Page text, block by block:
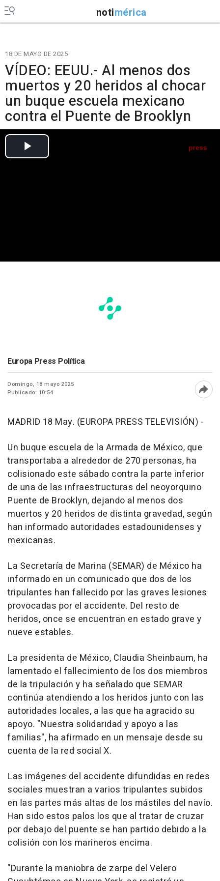
notimérica
18 DE MAYO DE 2025
VÍDEO: EEUU.- Al menos dos
muertos y 20 heridos al chocar
un buque escuela mexicano
contra el Puente de Brooklyn
Europa Press Política
Domingo, 18 mayo 2025
Publicado: 10:54
MADRID 18 May. (EUROPA PRESS TELEVISIÓN) -
Un buque escuela de la Armada de México, que
transportaba a alrededor de 270 personas, ha
colisionado este sábado contra la parte inferior
de una de las infraestructuras del neoyorquino
Puente de Brooklyn, dejando al menos dos
muertos y 20 heridos de distinta gravedad, según
han informado autoridades estadounidenses y
mexicanas.
La Secretaría de Marina (SEMAR) de México ha
informado en un comunicado que dos de los
tripulantes han fallecido por las graves lesiones
provocadas por el accidente. Del resto de
heridos, once se encuentran en estado grave y
nueve estables.
La presidenta de México, Claudia Sheinbaum, ha
lamentado el fallecimiento de los dos miembros
de la tripulación y ha señalado que SEMAR
continúa atendiendo a los heridos junto con las
autoridades locales, a las que ha agracido su
apoyo. "Nuestra solidaridad y apoyo a las
familias", ha afirmado en un mensaje desde su
cuenta de la red social X.
Las imágenes del accidente difundidas en redes
sociales muestran a varios tripulantes subidos
en las partes más altas de los mástiles del navío.
Han sido estos palos los que al tratar de cruzar
por debajo del puente se han partido debido a la
colisión con los marineros encima.
"Durante la maniobra de zarpe del Velero